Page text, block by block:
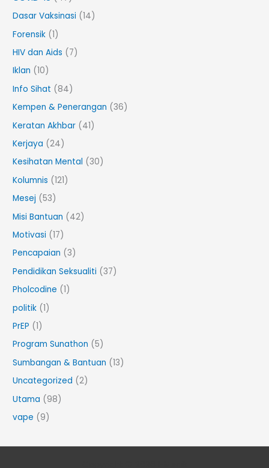
Dasar Vaksinasi (14)
Forensik (1)
HIV dan Aids (7)
Iklan (10)
Info Sihat (84)
Kempen & Penerangan (36)
Keratan Akhbar (41)
Kerjaya (24)
Kesihatan Mental (30)
Kolumnis (121)
Mesej (53)
Misi Bantuan (42)
Motivasi (17)
Pencapaian (3)
Pendidikan Seksualiti (37)
Pholcodine (1)
politik (1)
PrEP (1)
Program Sunathon (5)
Sumbangan & Bantuan (13)
Uncategorized (2)
Utama (98)
vape (9)